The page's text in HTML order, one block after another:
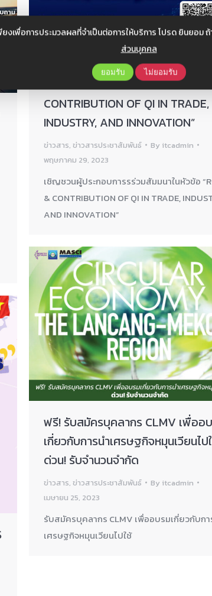
พื่อการประมวลผลที่จำเป็นต่อการให้บริการ โปรด ยินยอม
ส่วนบุคคล
ยอมรับ ไม่ยอมรับ
ประชาสัมพันธ์ เชิญชวนผู้ประกอบการร
ร่วมสัมมนาในหัวข้อ “ROLE &
CONTRIBUTION OF QI IN TRADE,
INDUSTRY, AND INNOVATION”
ข่าวสาร, ข่าวสารประชาสัมพันธ์ By itcadmin
พฤษภาคม 29, 2023
เชิญชวนผู้ประกอบการรร่วมสัมมนาในหัวข้อ
& CONTRIBUTION OF QI IN TRADE,
AND INNOVATION”
ฟรี! รับสมัครบุคลากร CLMV เพื่ออ
เกี่ยวกับการนำเศรษฐกิจหมุนเวียนไป
ด่วน! รับจำนวนจำกัด
ข่าวสาร, ข่าวสารประชาสัมพันธ์ By itcadmin
เมษายน 25, 2023
รับสมัครบุคลากร CLMV เพื่ออบรมเกี่ยวกับกา
เศรษฐกิจหมุนเวียนไปใช้